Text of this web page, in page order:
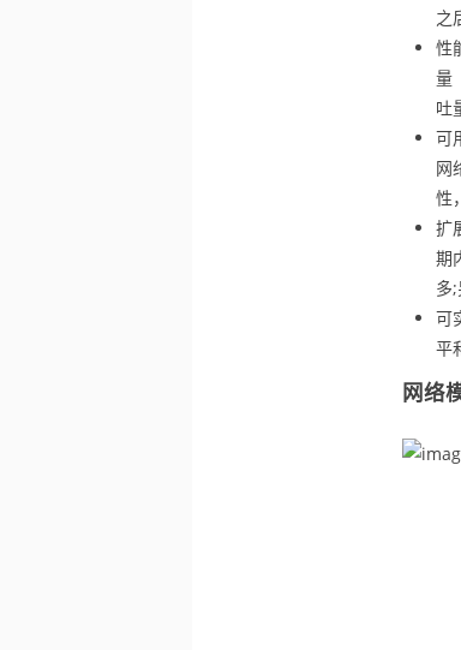
之
性
量
吐
可
网
性
扩
期
多
可
平
网络